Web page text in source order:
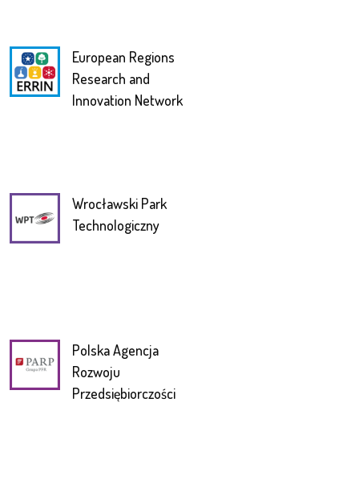
European Regions
Research and
Innovation Network
Wrocławski Park
Technologiczny
Polska Agencja
Rozwoju
Przedsiębiorczości